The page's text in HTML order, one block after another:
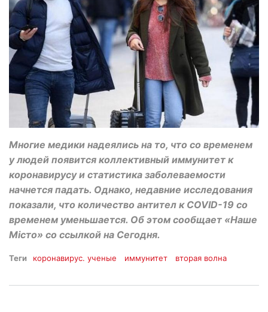
Многие медики надеялись на то, что со временем
у людей появится коллективный иммунитет к
коронавирусу и статистика заболеваемости
начнется падать. Однако, недавние исследования
показали, что количество антител к COVID-19 со
временем уменьшается. Об этом сообщает «Наше
Місто» со ссылкой на Сегодня.
Теги коронавирус. ученые иммунитет вторая волна